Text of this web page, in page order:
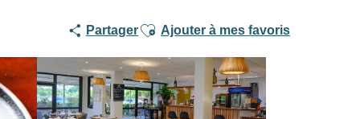
PartagerAjouter aux favoris
Ajouter à mes favoris